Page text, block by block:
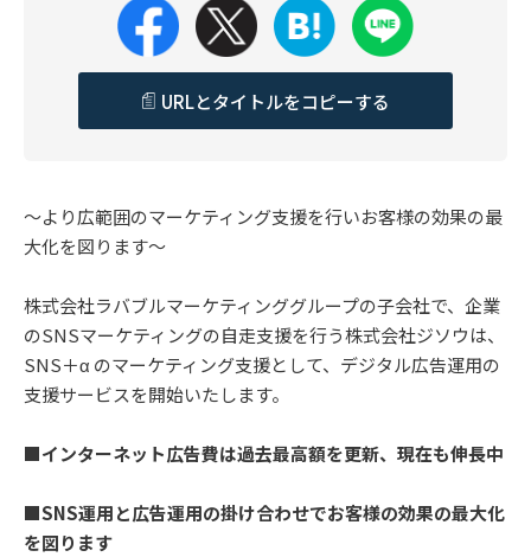
URLとタイトルをコピーする
～より広範囲のマーケティング支援を行いお客様の効果の最
大化を図ります～
株式会社ラバブルマーケティンググループの子会社で、企業
のSNSマーケティングの自走支援を行う株式会社ジソウは、
SNS＋α のマーケティング支援として、デジタル広告運用の
支援サービスを開始いたします。
■インターネット広告費は過去最高額を更新、現在も伸長中
■SNS運用と広告運用の掛け合わせでお客様の効果の最大化
を図ります